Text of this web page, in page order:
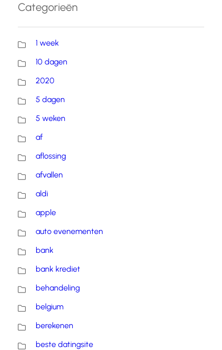
Categorieën
1 week
10 dagen
2020
5 dagen
5 weken
af
aflossing
afvallen
aldi
apple
auto evenementen
bank
bank krediet
behandeling
belgium
berekenen
beste datingsite